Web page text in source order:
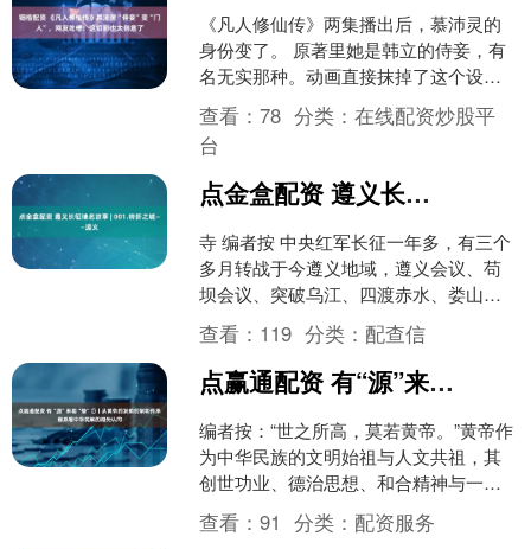
《凡人修仙传》两集播出后，慕沛灵的
身份变了。 原著里她是韩立的侍妾，有
名无实那种。动画直接抹掉了这个设
定，改口叫“门人”。 就是一句台词的事，
又在网上引起轩然大....
查看：78 分类：在线配资炒股平
台
点金盒配资 遵义长征地名故事 | 001.转折之城——遵义
寺 编者按 中央红军长征一年多，有三个
多月转战于今遵义地域，遵义会议、苟
坝会议、突破乌江、四渡赤水、娄山关
战斗、刀坝大捷等重大史事都发生在这
里。在遵义，留下了很....
查看： 119 分类：配查信
点赢通配资 有“源”来相“豫”①丨从黄帝的发明创制和传承谱系看中华民族的祖先认同
编者按：“世之所高，莫若黄帝。”黄帝作
为中华民族的文明始祖与人文共祖，其
创世功业、德治思想、和合精神与一统
理念，早已沉淀为中华优秀传统文化的
源头活水，凝聚成海内....
查看：91 分类：配资服务